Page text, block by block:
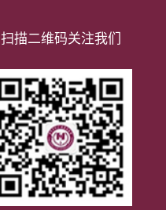
扫描二维码关注我们